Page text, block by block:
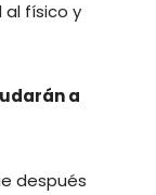
al físico y
a
después